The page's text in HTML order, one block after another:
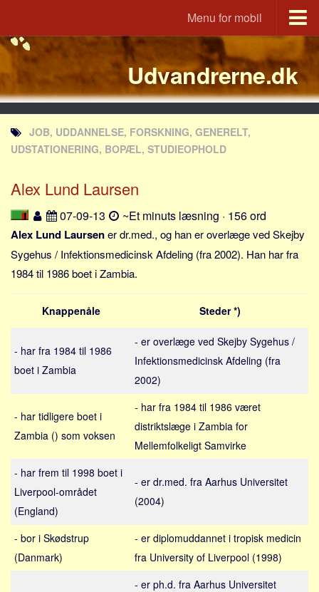
Menu for mobil
Portal
Udvandrerne.dk
Utvandrerne.no
Utvandrarna.se
Tyskland.dk
Rusland.dk
JLKM.dk
Lande
Tyrkiet
Spanien
Sverige
Norge
Thailand
Italien
Grækenland
USA
Alle
Bolig
Job
Virksomhed
Investering
Udvandrerne.dk
JOB, UDDANNELSE, FORSKNING, GENERELT,
UDSTATIONERING, BOPÆL, STUDIEOPHOLD
Alex Lund Laursen
07-09-13 ~Et minuts læsning · 156 ord
Alex Lund Laursener dr.med., og han er overlæge ved Skejby
Sygehus / Infektionsmedicinsk Afdeling (fra 2002). Han har fra
1984 til 1986 boet i Zambia.
Knappenåle Steder *)
- har fra 1984 til 1986
boet i Zambia
- er overlæge ved Skejby Sygehus /
Infektionsmedicinsk Afdeling (fra
2002)
- har tidligere boet i
Zambia () som voksen
- har fra 1984 til 1986 været
distriktslæge i Zambia for
Mellemfolkeligt Samvirke
- har frem til 1998 boet i
Liverpool-området
(England)
- er dr.med. fra Aarhus Universitet
(2004)
- bor i Skødstrup
(Danmark)
- er diplomuddannet i tropisk medicin
fra University of Liverpool (1998)
- er ph.d. fra Aarhus Universitet